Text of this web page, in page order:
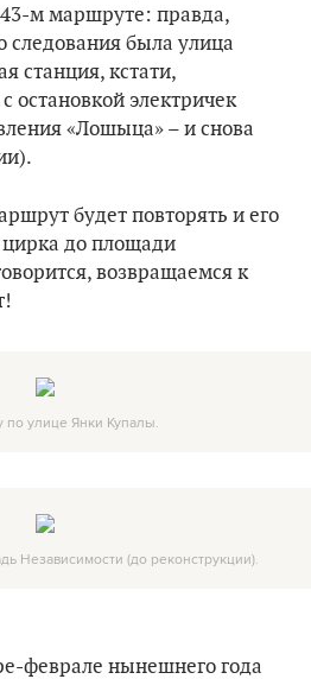
м маршруте: правда,
следования была улица
станция, кстати,
остановкой электричек
«Лошыца» – и снова
будет повторять и его
цирка до площади
возвращаемся к
по улице Янки Купалы.
Независимости (до реконструкции).
феврале нынешнего года